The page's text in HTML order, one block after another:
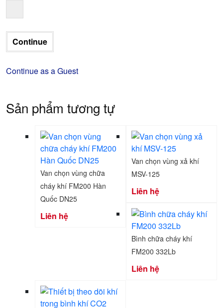
Continue as a Guest
Sản phẩm tương tự
Van chọn vùng chữa
cháy khí FM200 Hàn
Quốc DN25
Liên hệ
Van chọn vùng xả khí
MSV-125
Liên hệ
Bình chữa cháy khí
FM200 332Lb
Liên hệ